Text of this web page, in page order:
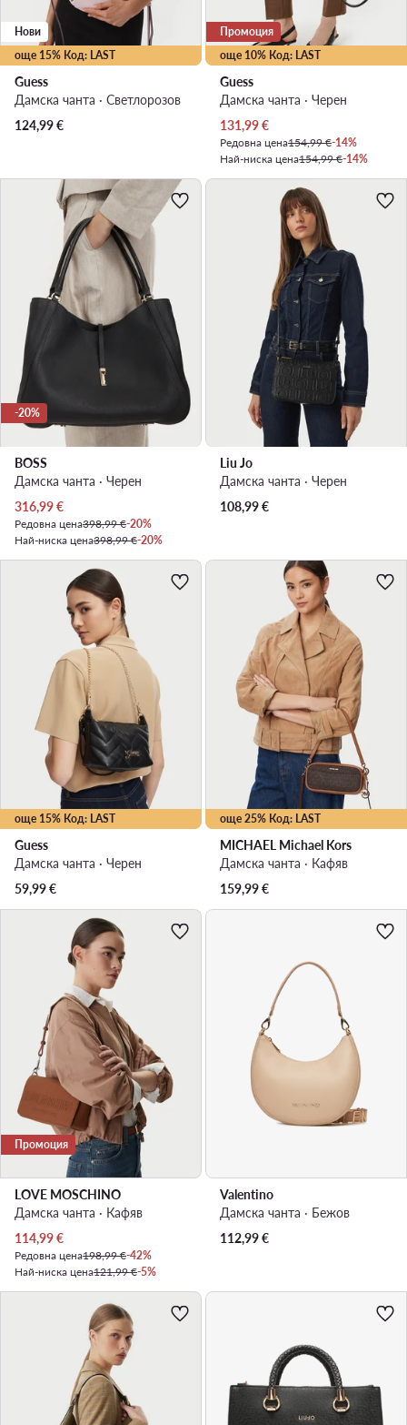
още 15% Код: LAST
Нови
Guess
Дамска чанта · Светлорозов
124,99€
още 10% Код: LAST
Промоция
Guess
Дамска чанта · Черен
Актуална цена
131,99€
Редовна цена154,99 €-14%
Най-ниска цена154,99 €-14%
-20%
BOSS
Дамска чанта · Черен
Актуална цена
316,99€
Редовна цена398,99 €-20%
Най-ниска цена398,99 €-20%
Liu Jo
Дамска чанта · Черен
108,99€
още 15% Код: LAST
Guess
Дамска чанта · Черен
59,99€
още 25% Код: LAST
MICHAEL Michael Kors
Дамска чанта · Кафяв
159,99€
Промоция
LOVE MOSCHINO
Дамска чанта · Кафяв
Актуална цена
114,99€
Редовна цена198,99 €-42%
Най-ниска цена121,99 €-5%
Valentino
Дамска чанта · Бежов
112,99€